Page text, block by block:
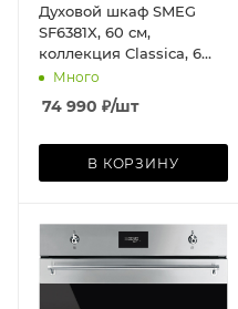
Духовой шкаф SMEG
SF6381X, 60 см,
коллекция Classica, 6
режимов, нержавеющая
Много
74 990 ₽/шт
В КОРЗИНУ